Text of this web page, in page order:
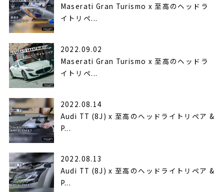
Maserati Gran Turismo x 至高のヘッドラ
イトリペ...
2022.09.02
Maserati Gran Turismo x 至高のヘッドラ
イトリペ...
2022.08.14
Audi TT (8J) x 至高のヘッドライトリペア &
P...
2022.08.13
Audi TT (8J) x 至高のヘッドライトリペア &
P...